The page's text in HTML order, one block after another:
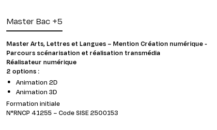
Master Bac +5
Master Arts, Lettres et Langues – Mention Création numérique -
Parcours scénarisation et réalisation transmédia
Réalisateur numérique
2 options :
Animation 2D
Animation 3D
Formation initiale
N°RNCP 41255 – Code SISE 2500153